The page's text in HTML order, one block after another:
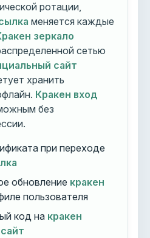
ротации,
меняется каждые
зеркало
сетью
сайт
хранить
Кракен вход
без
при переходе
обновление кракен
пользователя
код на кракен